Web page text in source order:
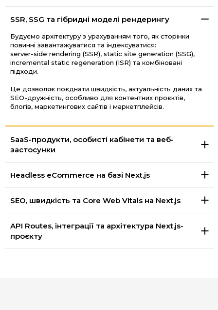
SSR, SSG та гібридні моделі рендерингу
Будуємо архітектуру з урахуванням того, як сторінки
повинні завантажуватися та індексуватися:
server-side rendering (SSR), static site generation (SSG),
incremental static regeneration (ISR) та комбіновані
підходи.
Це дозволяє поєднати швидкість, актуальність даних та
SEO-дружність, особливо для контентних проєктів,
блогів, маркетингових сайтів і маркетплейсів.
SaaS-продукти, особисті кабінети та веб-
застосунки
Headless eCommerce на базі Next.js
SEO, швидкість та Core Web Vitals на Next.js
API Routes, інтеграції та архітектура Next.js-
проєкту